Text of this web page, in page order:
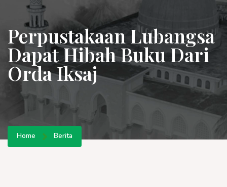
Perpustakaan Lubangsa
Dapat Hibah Buku Dari
Orda Iksaj
Home Berita